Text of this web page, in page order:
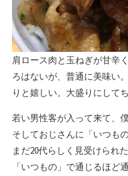
肩ロース肉と玉ねぎが甘辛
ろはないが、普通に美味い
りと嬉しい。大盛りにして
若い男性客が入って来て、
そしておじさんに「いつも
まだ20代らしく見受けられ
「いつもの」で通じるほど